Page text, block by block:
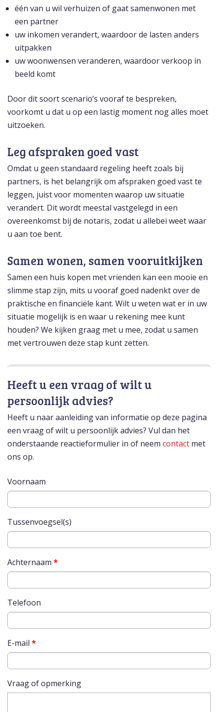
één van u wil verhuizen of gaat samenwonen met
een partner
uw inkomen verandert, waardoor de lasten anders
uitpakken
uw woonwensen veranderen, waardoor verkoop in
beeld komt
Door dit soort scenario’s vooraf te bespreken,
voorkomt u dat u op een lastig moment nog alles moet
uitzoeken.
Leg afspraken goed vast
Omdat u geen standaard regeling heeft zoals bij
partners, is het belangrijk om afspraken goed vast te
leggen, juist voor momenten waarop uw situatie
verandert. Dit wordt meestal vastgelegd in een
overeenkomst bij de notaris, zodat u allebei weet waar
u aan toe bent.
Samen wonen, samen vooruitkijken
Samen een huis kopen met vrienden kan een mooie en
slimme stap zijn, mits u vooraf goed nadenkt over de
praktische en financiële kant. Wilt u weten wat er in uw
situatie mogelijk is en waar u rekening mee kunt
houden? We kijken graag met u mee, zodat u samen
met vertrouwen deze stap kunt zetten.
Heeft u een vraag of wilt u
persoonlijk advies?
Heeft u naar aanleiding van informatie op deze pagina
een vraag of wilt u persoonlijk advies? Vul dan het
onderstaande reactieformulier in of neem contact met
ons op.
Voornaam
Tussenvoegsel(s)
Achternaam *
Telefoon
E-mail *
Vraag of opmerking